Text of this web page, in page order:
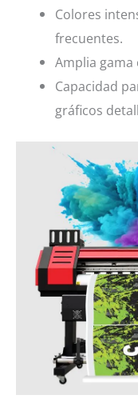
Colores
frecuentes.
Amplia
Capacidad
gráficos